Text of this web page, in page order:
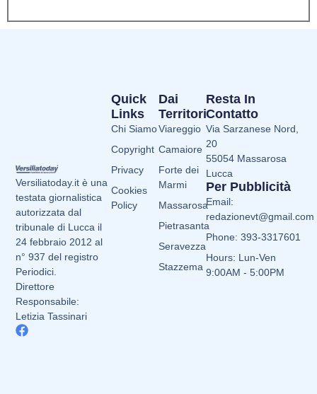
Versiliatoday.it è una
testata giornalistica
autorizzata dal
tribunale di Lucca il
24 febbraio 2012 al
n° 937 del registro
Periodici.
Direttore
Responsabile:
Letizia Tassinari
Dai
Territori
Viareggio
Camaiore
Forte dei
Marmi
Massarosa
Pietrasanta
Seravezza
Stazzema
Quick
Links
Chi Siamo
Copyright
Privacy
Cookies
Policy
Resta In
Contatto
Via Sarzanese Nord,
20
55054 Massarosa
Lucca
Per Pubblicità
Email:
redazionevt@gmail.com
Phone: 393-3317601
Hours: Lun-Ven
9:00AM - 5:00PM